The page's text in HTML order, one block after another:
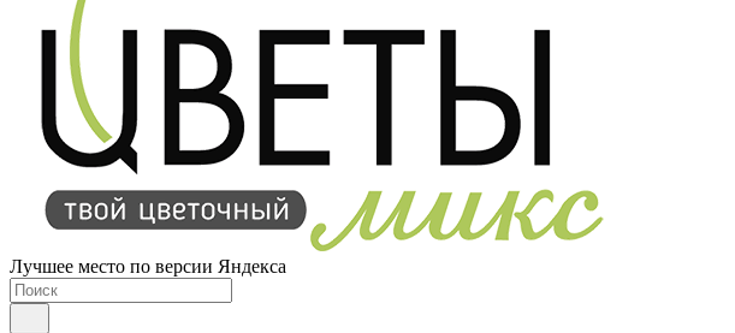
Лучшее место по версии Яндекса